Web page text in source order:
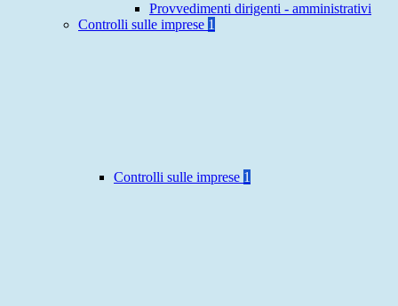
Provvedimenti dirigenti - amministrativi
Controlli sulle imprese 1
Controlli sulle imprese 1